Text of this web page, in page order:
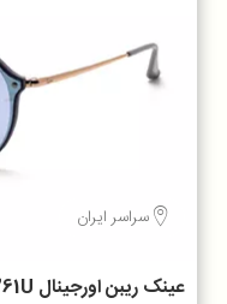
سراسر ایران
عینک ریبن اورجینال RB4292N 63261U